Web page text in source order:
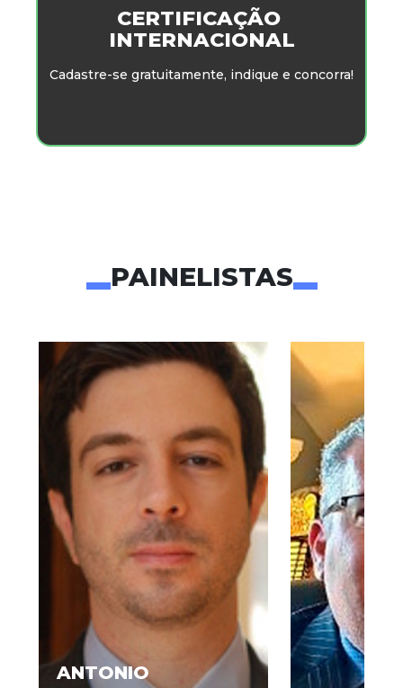
CERTIFICAÇÃO
INTERNACIONAL
Cadastre-se gratuitamente, indique e concorra!
PAINELISTAS
ANTONIO